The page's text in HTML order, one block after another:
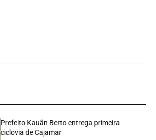
Prefeito Kauãn Berto entrega primeira
ciclovia de Cajamar